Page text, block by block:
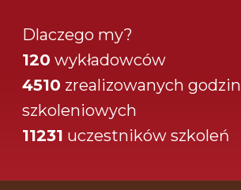
Dlaczego my?
120 wykładowców
4510 zrealizowanych godzin
szkoleniowych
11231 uczestników szkoleń